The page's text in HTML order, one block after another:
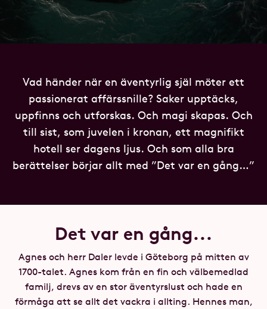
Vad händer när en äventyrlig själ möter ett
passionerat affärssnille? Saker upptäcks,
uppfinns och utforskas. Och magi skapas. Och
till sist, som juvelen i kronan, ett magnifikt
hotell ser dagens ljus. Och som alla bra
berättelser börjar allt med ”Det var en gång…”
Det var en gång...
Agnes och herr Daler levde i Göteborg på mitten av
1700-talet. Agnes kom från en fin och välbemedlad
familj, drevs av en stor äventyrslust och hade en
förmåga att se allt det vackra i allting. Hennes man,